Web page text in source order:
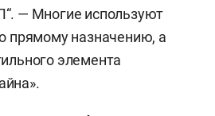
— Многие используют
прямому назначению, а
элемента